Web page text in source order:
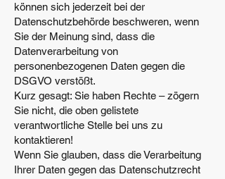
können sich jederzeit bei der
Datenschutzbehörde beschweren, wenn
Sie der Meinung sind, dass die
Datenverarbeitung von
personenbezogenen Daten gegen die
DSGVO verstößt.
Kurz gesagt: Sie haben Rechte – zögern
Sie nicht, die oben gelistete
verantwortliche Stelle bei uns zu
kontaktieren!
Wenn Sie glauben, dass die Verarbeitung
Ihrer Daten gegen das Datenschutzrecht